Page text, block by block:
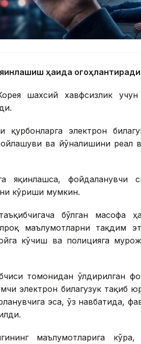
ҳақида огоҳлантиради
шахсий хавфсизлик учун
қурбонларга электрон
ва йўналишини
яқинлашса, фойдаланувчи
кўриши мумкин.
бўлган масофа
маълумотларни тақдим
кўчиш ва полицияга
томонидан ўлдирилган
электрон билагузук тақиб
эса, ўз навбатида,
маълумотларига